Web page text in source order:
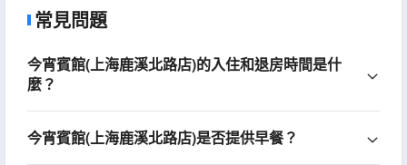
常見問題
今宵賓館(上海鹿溪北路店)的入住和退房時間是什
麼？
今宵賓館(上海鹿溪北路店)是否提供早餐？